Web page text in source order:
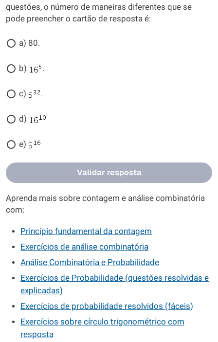
questões, o número de maneiras diferentes que se
pode preencher o cartão de resposta é:
a) 80.
b) .
c) .
d)
e)
Validar resposta
Aprenda mais sobre contagem e análise combinatória
com:
Princípio fundamental da contagem
Exercícios de análise combinatória
Análise Combinatória e Probabilidade
Exercícios de Probabilidade (questões resolvidas e
explicadas)
Exercícios de probabilidade resolvidos (fáceis)
Exercícios sobre círculo trigonométrico com
resposta